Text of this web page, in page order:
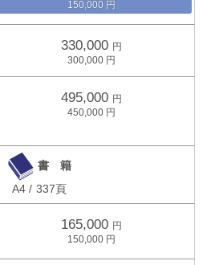
150,000
330,000
300,000
495,000
450,000
書 籍
A4 / 337頁
165,000
150,000